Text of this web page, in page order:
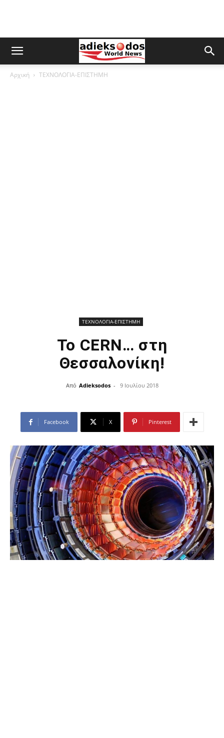
Αρχική ΤΕΧΝΟΛΟΓΙΑ-ΕΠΙΣΤΗΜΗ
ΤΕΧΝΟΛΟΓΙΑ-ΕΠΙΣΤΗΜΗ
To CERN… στη
Θεσσαλονίκη!
Από Adieksodos - 9 Ιουλίου 2018
Facebook X Pinterest